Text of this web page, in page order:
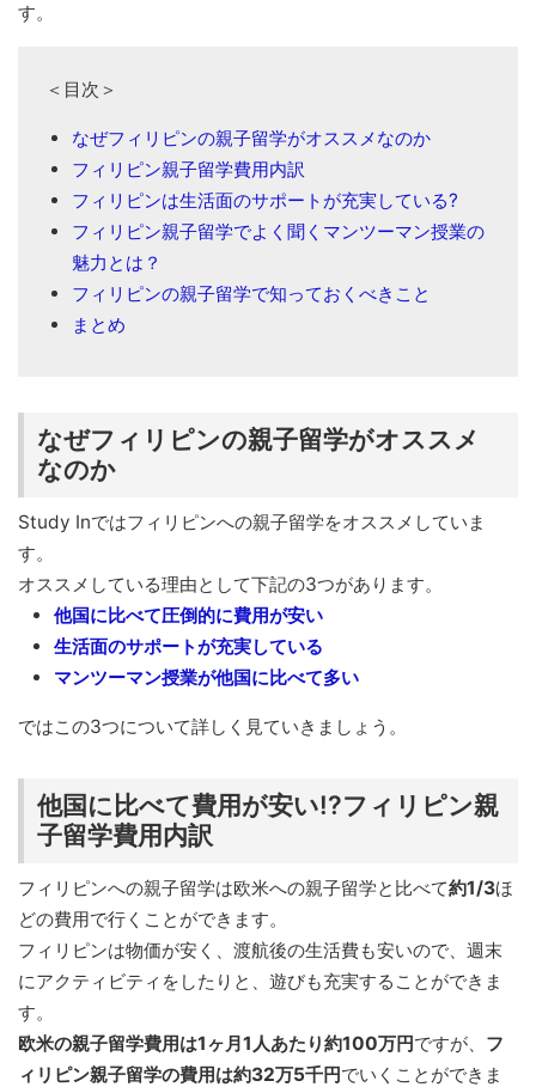
す。
＜目次＞
なぜフィリピンの親子留学がオススメなのか
フィリピン親子留学費用内訳
フィリピンは生活面のサポートが充実している?
フィリピン親子留学でよく聞くマンツーマン授業の
魅力とは？
フィリピンの親子留学で知っておくべきこと
まとめ
なぜフィリピンの親子留学がオススメ
なのか
Study Inではフィリピンへの親子留学をオススメしていま
す。
オススメしている理由として下記の3つがあります。
他国に比べて圧倒的に費用が安い
生活面のサポートが充実している
マンツーマン授業が他国に比べて多い
ではこの3つについて詳しく見ていきましょう。
他国に比べて費用が安い!?フィリピン親
子留学費用内訳
フィリピンへの親子留学は欧米への親子留学と比べて約1/3ほ
どの費用で行くことができます。
フィリピンは物価が安く、渡航後の生活費も安いので、週末
にアクティビティをしたりと、遊びも充実することができま
す。
欧米の親子留学費用は1ヶ月1人あたり約100万円ですが、 フ
ィリピン親子留学の費用は約32万5千円でいくことができま